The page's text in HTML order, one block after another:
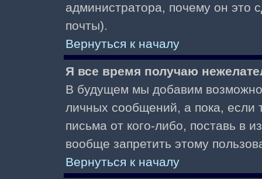
администратора, почему он это
почты).
Вернуться к началу
Я все время получаю
В будущем мы добавим
личных сообщений, а пока, если
письма от кого-либо, поставь в
вообще запретить этому
Вернуться к началу